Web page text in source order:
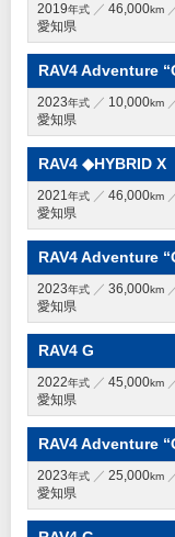
2019年式 46,000km
愛知県
RAV4 Adventure
2023年式 10,000km
愛知県
RAV4 ◆HYBRID X
2021年式 46,000km
愛知県
RAV4 Adventure
2023年式 36,000km
愛知県
RAV4 G
2022年式 45,000km
愛知県
RAV4 Adventure
2023年式 25,000km
愛知県